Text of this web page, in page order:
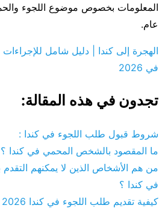
المعلومات بخصوص موضوع اللجوء
عام.
الهجرة إلى كندا | دليل شامل للإجراءات
في 2026
تجدون في هذه المقالة:
شروط قبول طلب اللجوء في كندا :
ما المقصود بالشخص المحمي في كندا ؟
من هم الأشخاص الذين لا يمكنهم التقدم
في كندا ؟
كيفية تقديم طلب اللجوء في كندا 2026